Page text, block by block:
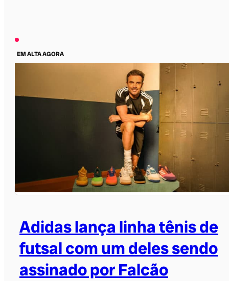
EM ALTA AGORA
Adidas lança linha tênis de
futsal com um deles sendo
assinado por Falcão